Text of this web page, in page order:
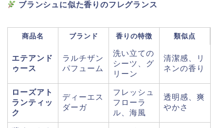
ブランシュに似た香りのフレグランス
商品名 ブランド 香りの特徴 類似点
エテアンド
ゥース
ラルチザン
パフューム
洗い立ての
シーツ、グ
リーン
清潔感、リ
ネンの香り
ローズアト
ランティッ
ク
ディーエス
ダーガ
フレッシュ
フローラ
ル、海風
透明感、爽
やかさ